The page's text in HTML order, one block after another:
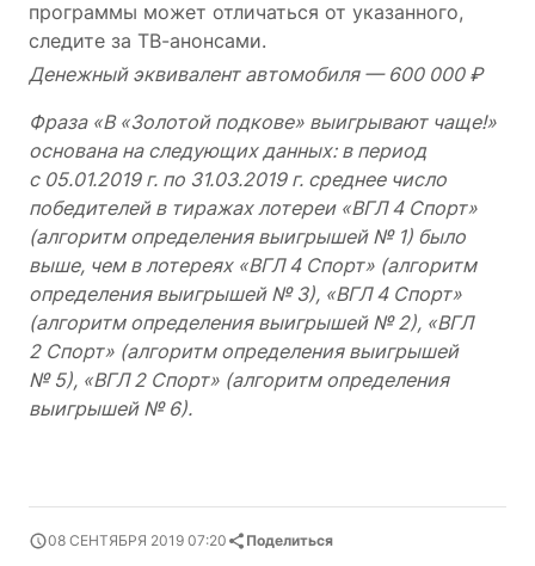
программы может отличаться от указанного,
следите за ТВ-анонсами.
Денежный эквивалент автомобиля — 600 000 ₽
Фраза «В «Золотой подкове» выигрывают чаще!»
основана на следующих данных: в период
с 05.01.2019 г. по 31.03.2019 г. среднее число
победителей в тиражах лотереи «ВГЛ 4 Спорт»
(алгоритм определения выигрышей № 1) было
выше, чем в лотереях «ВГЛ 4 Спорт» (алгоритм
определения выигрышей № 3), «ВГЛ 4 Спорт»
(алгоритм определения выигрышей № 2), «ВГЛ
2 Спорт» (алгоритм определения выигрышей
№ 5), «ВГЛ 2 Спорт» (алгоритм определения
выигрышей № 6).
08 СЕНТЯБРЯ 2019 07:20 Поделиться